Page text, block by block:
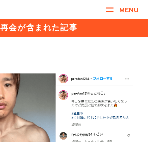
MENU
再会が含まれた記事